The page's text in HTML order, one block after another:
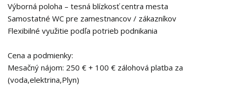
Výborná poloha – tesná blízkosť centra mesta
Samostatné WC pre zamestnancov / zákazníkov
Flexibilné využitie podľa potrieb podnikania
Cena a podmienky:
Mesačný nájom: 250 € + 100 € zálohová platba za
(voda,elektrina,Plyn)